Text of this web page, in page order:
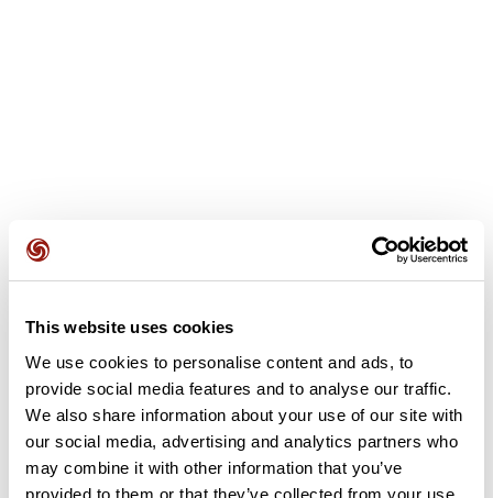
This website uses cookies
We use cookies to personalise content and ads, to
provide social media features and to analyse our traffic.
We also share information about your use of our site with
our social media, advertising and analytics partners who
may combine it with other information that you’ve
provided to them or that they’ve collected from your use
Opiniones de los usuarios
Este recorrido aún no contiene opiniones. ¿Ya lo has
completado? ¡Deja la primera opinión!